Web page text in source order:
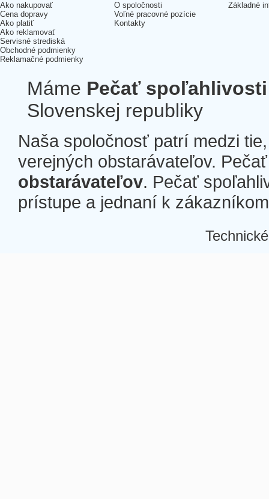
Ako nakupovať
Cena dopravy
Ako platiť
Ako reklamovať
Servisné strediská
Obchodné podmienky
Reklamačné podmienky
O spoločnosti
Voľné pracovné pozície
Kontakty
Základné
Máme Pečať spoľahlivosti
Slovenskej republiky
Naša spoločnosť patrí medzi
verejných obstarávateľov.
obstarávateľov. Pečať
prístupe a jednaní k